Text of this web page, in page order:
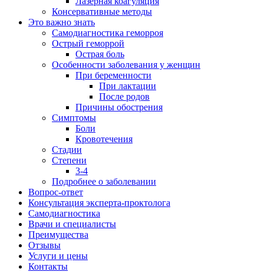
Консервативные методы
Это важно знать
Самодиагностика геморроя
Острый геморрой
Острая боль
Особенности заболевания у женщин
При беременности
При лактации
После родов
Причины обострения
Симптомы
Боли
Кровотечения
Стадии
Степени
3-4
Подробнее о заболевании
Вопрос-ответ
Консультация эксперта-проктолога
Самодиагностика
Врачи и специалисты
Преимущества
Отзывы
Услуги и цены
Контакты